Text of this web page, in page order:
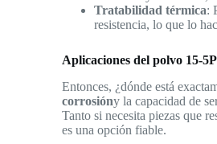
Tratabilidad térmica:
resistencia, lo que lo
Aplicaciones del polvo 15-
Entonces, ¿dónde está
corrosióny la capacidad de
Tanto si necesita piezas que
es una opción fiable.